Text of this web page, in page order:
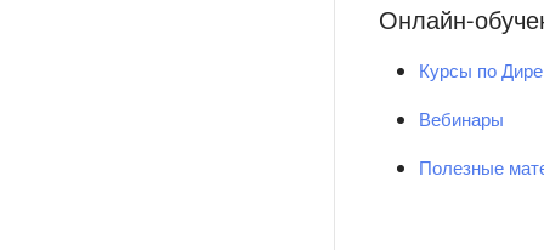
Онлайн-
Курсы по
Вебинары
Полезные